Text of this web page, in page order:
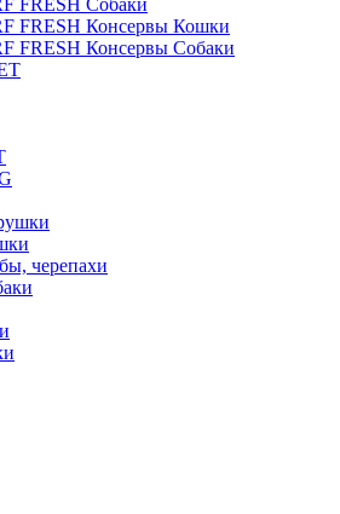
FRESH Собаки
FRESH Консервы Кошки
FRESH Консервы Собаки
черепахи